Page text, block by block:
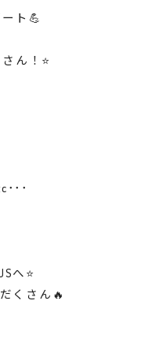
ト💪
ん！⭐️
･
へ⭐️
くさん🔥